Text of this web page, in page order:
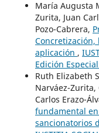
María Augusta
Zurita, Juan
Pozo-Cabrera,
aplicación ,
Edición
Ruth Elizabeth
Narváez-Zurita,
Carlos Erazo-
fundamental
sancionatorios